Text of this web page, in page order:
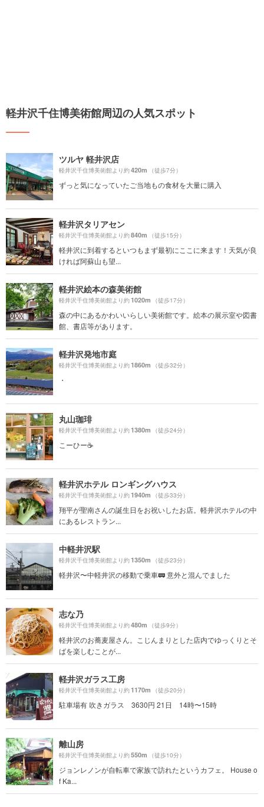
軽井沢千住博美術館周辺の人気スポット
ツルヤ 軽井沢店
軽井沢千住博美術館より約420m （徒歩7分）
ずっと気になっていたご当地もの食材を大量に購入
軽井沢タリアセン
軽井沢千住博美術館より約840m （徒歩15分）
軽井沢に到着するといつもまず最初にここに来ます！天気が良
ければ阿蘇山も望...
軽井沢絵本の森美術館
軽井沢千住博美術館より約1020m （徒歩17分）
森の中にあるかわいいらしい美術館です。絵本の展示室や図書
館、書店等があります。
軽井沢発地市庭
軽井沢千住博美術館より約1860m （徒歩32分）
・
丸山珈琲
軽井沢千住博美術館より約1380m （徒歩24分）
こーひー☕️
軽井沢ホテル ロンギングハウス
軽井沢千住博美術館より約1940m （徒歩33分）
翔平が聖南さんの誕生日をお祝いしたお店。軽井沢ホテルの中
にあるレストラン...
中軽井沢駅
軽井沢千住博美術館より約1350m （徒歩23分）
軽井沢〜中軽井沢の移動で乗車🚃 意外と混んでました
志な乃
軽井沢千住博美術館より約480m （徒歩9分）
軽井沢のお蕎麦屋さん。こじんまりとした店内でゆっくりとそ
ばを楽しむことが...
軽井沢ガラス工房
軽井沢千住博美術館より約1170m （徒歩20分）
駐車場有 吹きガラス 3630円 21日 14時〜15時
離山房
軽井沢千住博美術館より約550m （徒歩10分）
ジョンレノンが自転車で家族で訪れたというカフェ。 House o
f Ka...